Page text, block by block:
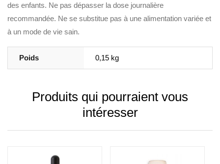
des enfants. Ne pas dépasser la dose journalière
recommandée. Ne se substitue pas à une alimentation variée et
à un mode de vie sain.
Poids 0,15 kg
Produits qui pourraient vous
intéresser